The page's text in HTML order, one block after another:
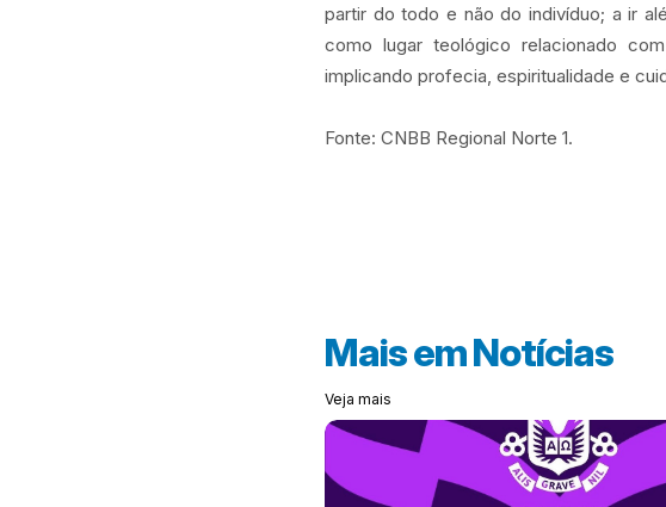
partir do todo e não do indivíduo; a ir
como lugar teológico relacionado
implicando profecia, espiritualidade e
Fonte: CNBB Regional Norte 1.
Mais emNotícias
Veja mais